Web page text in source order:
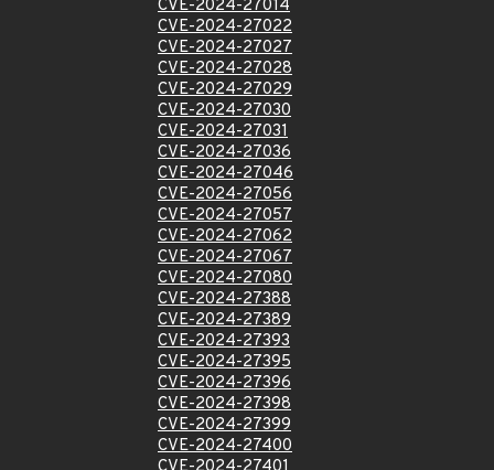
CVE-2024-27014
CVE-2024-27022
CVE-2024-27027
CVE-2024-27028
CVE-2024-27029
CVE-2024-27030
CVE-2024-27031
CVE-2024-27036
CVE-2024-27046
CVE-2024-27056
CVE-2024-27057
CVE-2024-27062
CVE-2024-27067
CVE-2024-27080
CVE-2024-27388
CVE-2024-27389
CVE-2024-27393
CVE-2024-27395
CVE-2024-27396
CVE-2024-27398
CVE-2024-27399
CVE-2024-27400